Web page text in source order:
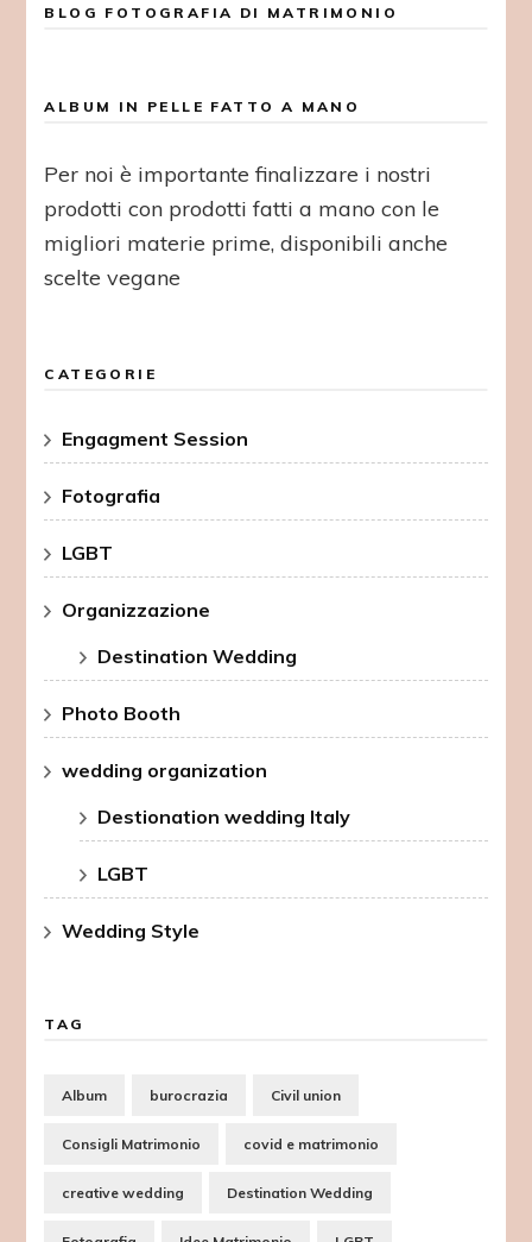
BLOG FOTOGRAFIA DI MATRIMONIO
ALBUM IN PELLE FATTO A MANO
Per noi è importante finalizzare i nostri
prodotti con prodotti fatti a mano con le
migliori materie prime, disponibili anche
scelte vegane
CATEGORIE
Engagment Session
Fotografia
LGBT
Organizzazione
Destination Wedding
Photo Booth
wedding organization
Destionation wedding Italy
LGBT
Wedding Style
TAG
Album burocrazia Civil union
Consigli Matrimonio covid e matrimonio
creative wedding Destination Wedding